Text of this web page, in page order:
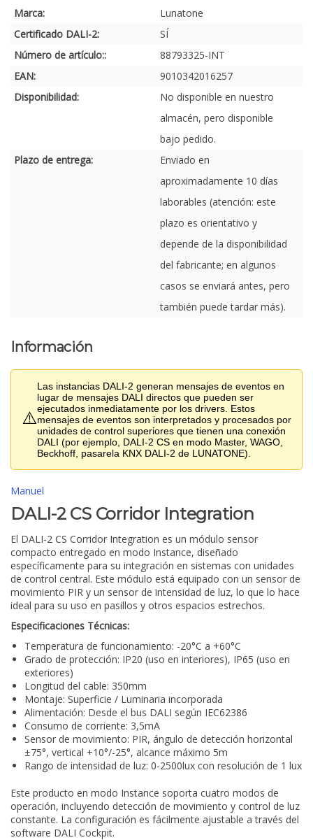
Marca:
Lunatone
Certificado DALI-2:
SÍ
Número de artículo::
88793325-INT
EAN:
9010342016257
Disponibilidad:
No disponible en nuestro
almacén, pero disponible
bajo pedido.
Plazo de entrega:
Enviado en
aproximadamente 10 días
laborables (atención: este
plazo es orientativo y
depende de la disponibilidad
del fabricante; en algunos
casos se enviará antes, pero
también puede tardar más).
Información
⚠️
Las instancias DALI-2 generan mensajes de eventos en
lugar de mensajes DALI directos que pueden ser
ejecutados inmediatamente por los drivers. Estos
mensajes de eventos son interpretados y procesados por
unidades de control superiores que tienen una conexión
DALI (por ejemplo, DALI-2 CS en modo Master, WAGO,
Beckhoff, pasarela KNX DALI-2 de LUNATONE).
Manuel
DALI-2 CS Corridor Integration
El DALI-2 CS Corridor Integration es un módulo sensor
compacto entregado en modo Instance, diseñado
específicamente para su integración en sistemas con unidades
de control central. Este módulo está equipado con un sensor de
movimiento PIR y un sensor de intensidad de luz, lo que lo hace
ideal para su uso en pasillos y otros espacios estrechos.
Especificaciones Técnicas:
Temperatura de funcionamiento: -20°C a +60°C
Grado de protección: IP20 (uso en interiores), IP65 (uso en
exteriores)
Longitud del cable: 350mm
Montaje: Superficie / Luminaria incorporada
Alimentación: Desde el bus DALI según IEC62386
Consumo de corriente: 3,5mA
Sensor de movimiento: PIR, ángulo de detección horizontal
±75°, vertical +10°/-25°, alcance máximo 5m
Rango de intensidad de luz: 0-2500lux con resolución de 1 lux
Este producto en modo Instance soporta cuatro modos de
operación, incluyendo detección de movimiento y control de luz
constante. La configuración es fácilmente ajustable a través del
software DALI Cockpit.